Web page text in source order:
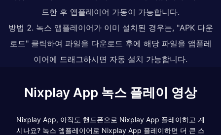
드한 후 앱플레이어 가동이 가능합니다.
방법 2. 녹스 앱플레이어가 이미 설치된 경우는, "APK 다운
로드" 클릭하여 파일을 다운로드 후에 해당 파일을 앱플레
이어에 드래그하시면 자동 설치 가능합니다.
Nixplay App 녹스 플레이 영상
Nixplay App, 아직도 핸드폰으로 Nixplay App 플레이하고 계
시나요? 녹스 앱플레이어로 Nixplay App 플레이하면 더 큰 스